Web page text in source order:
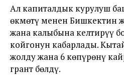
Ал капиталдык курулуш
өкмөтү менен Бишкектин
жана калыбына келтирүү
койгонун кабарлады.
жолду жана 6 көпүрөнү
грант бөлдү.